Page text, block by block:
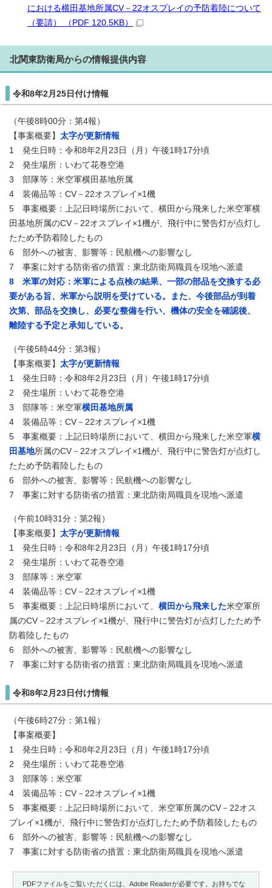
における横田基地所属CV－22オスプレイの予防着陸について
（要請） （PDF 120.5KB）
北関東防衛局からの情報提供内容
令和8年2月25日付け情報
（午後8時00分：第4報）
【事案概要】 太字が更新情報
1 発生日時：令和8年2月23日（月）午後1時17分頃
2 発生場所：いわて花巻空港
3 部隊等：米空軍横田基地所属
4 装備品等：CV－22オスプレイ×1機
5 事案概要：上記日時場所において、横田から飛来した米空軍横
田基地所属のCV－22オスプレイ×1機が、飛行中に警告灯が点灯し
たため予防着陸したもの
6 部外への被害、影響等：民航機への影響なし
7 事案に対する防衛省の措置：東北防衛局職員を現地へ派遣
8 米軍の対応：米軍による点検の結果、一部の部品を交換する必
要がある旨、米軍から説明を受けている。また、今後部品が到着
次第、部品を交換し、必要な整備を行い、機体の安全を確認後、
離陸する予定と承知している。
（午後5時44分：第3報）
【事案概要】 太字が更新情報
1 発生日時：令和8年2月23日（月）午後1時17分頃
2 発生場所：いわて花巻空港
3 部隊等：米空軍横田基地所属
4 装備品等：CV－22オスプレイ×1機
5 事案概要：上記日時場所において、横田から飛来した米空軍横
田基地所属のCV－22オスプレイ×1機が、飛行中に警告灯が点灯し
たため予防着陸したもの
6 部外への被害、影響等：民航機への影響なし
7 事案に対する防衛省の措置：東北防衛局職員を現地へ派遣
（午前10時31分：第2報）
【事案概要】 太字が更新情報
1 発生日時：令和8年2月23日（月）午後1時17分頃
2 発生場所：いわて花巻空港
3 部隊等：米空軍
4 装備品等：CV－22オスプレイ×1機
5 事案概要：上記日時場所において、 横田から飛来した米空軍所
属のCV－22オスプレイ×1機が、飛行中に警告灯が点灯したため予
防着陸したもの
6 部外への被害、影響等：民航機への影響なし
7 事案に対する防衛省の措置：東北防衛局職員を現地へ派遣
令和8年2月23日付け情報
（午後6時27分：第1報）
【事案概要】
1 発生日時：令和8年2月23日（月）午後1時17分頃
2 発生場所：いわて花巻空港
3 部隊等：米空軍
4 装備品等：CV－22オスプレイ×1機
5 事案概要：上記日時場所において、米空軍所属のCV－22オス
プレイ×1機が、飛行中に警告灯が点灯したため予防着陸したもの
6 部外への被害、影響等：民航機への影響なし
7 事案に対する防衛省の措置：東北防衛局職員を現地へ派遣
PDFファイルをご覧いただくには、Adobe Readerが必要です。お持ちでな